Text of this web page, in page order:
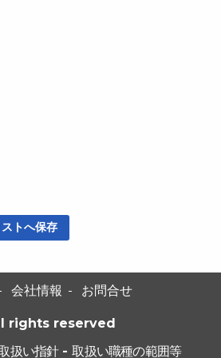
トへ保存
会社情報 お問合せ
rights reserved
扱い指針-取扱い職種の範囲等